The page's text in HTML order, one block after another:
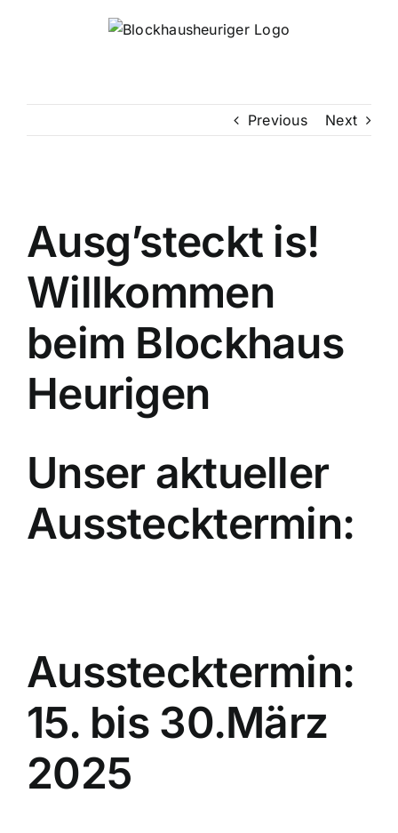
Previous Next
Ausg’steckt is!
Willkommen
beim Blockhaus
Heurigen
Unser aktueller
Ausstecktermin:
Ausstecktermin:
15. bis 30.März
2025